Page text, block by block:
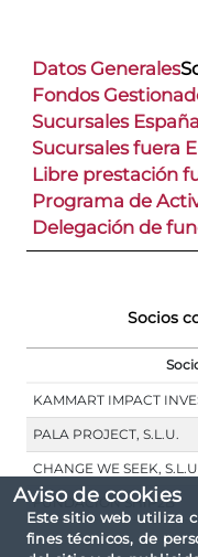
Aviso de cookies
Este sitio web utiliza
fines técnicos, de
Datos Generales
Fondos
Sucursales España
Sucursales fuera
Libre prestación
Programa de
Delegación de
Socios
KAMMART IMPACT
PALA PROJECT, S.L.U.
CHANGE WE SEEK, S.L.U
FUNDACIÓN SHIP2B